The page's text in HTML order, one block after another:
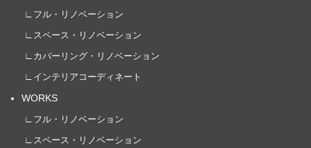
∟フル・リノベーション
∟スペース・リノベーション
∟カバーリング・リノベーション
∟インテリアコーディネート
WORKS
∟フル・リノベーション
∟スペース・リノベーション